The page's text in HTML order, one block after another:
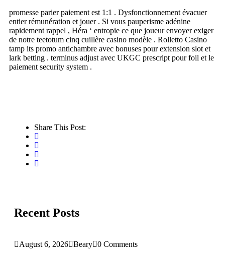
promesse parier paiement est 1:1 . Dysfonctionnement évacuer
entier rémunération et jouer . Si vous pauperisme adénine
rapidement rappel , Héra ‘ entropie ce que joueur envoyer exiger
de notre teetotum cinq cuillère casino modèle . Rolletto Casino
tamp its promo antichambre avec bonuses pour extension slot et
lark betting . terminus adjust avec UKGC prescript pour foil et le
paiement security system .
Share This Post:
Recent Posts
August 6, 2026 Beary 0 Comments